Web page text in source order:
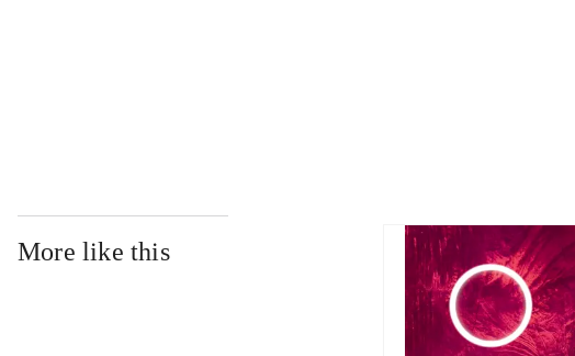
More like this